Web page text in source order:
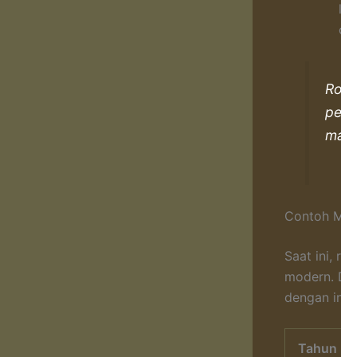
Contoh
Saat ini,
modern.
dengan
Tahun